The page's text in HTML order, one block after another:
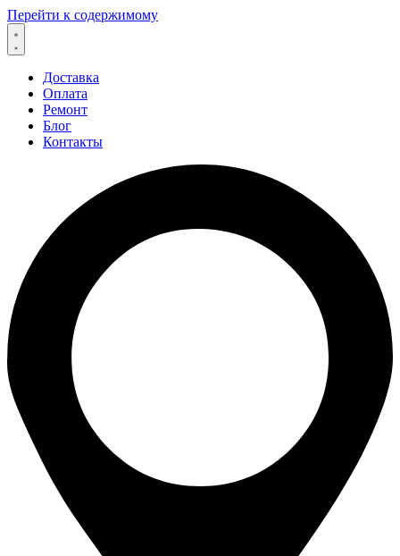
Перейти к содержимому
Доставка
Оплата
Ремонт
Блог
Контакты